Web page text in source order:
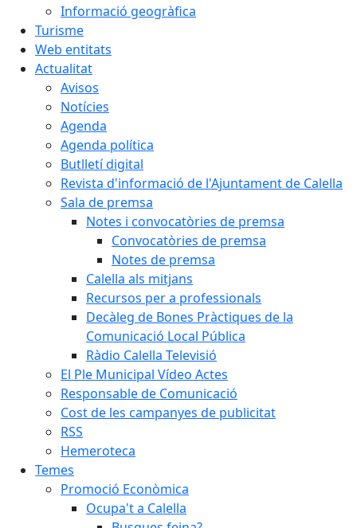
Informació geogràfica
Turisme
Web entitats
Actualitat
Avisos
Notícies
Agenda
Agenda política
Butlletí digital
Revista d'informació de l'Ajuntament de Calella
Sala de premsa
Notes i convocatòries de premsa
Convocatòries de premsa
Notes de premsa
Calella als mitjans
Recursos per a professionals
Decàleg de Bones Pràctiques de la
Comunicació Local Pública
Ràdio Calella Televisió
El Ple Municipal Vídeo Actes
Responsable de Comunicació
Cost de les campanyes de publicitat
RSS
Hemeroteca
Temes
Promoció Econòmica
Ocupa't a Calella